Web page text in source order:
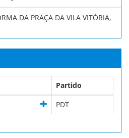
DA PRAÇA DA VILA VITÓRIA,
Partido
PDT